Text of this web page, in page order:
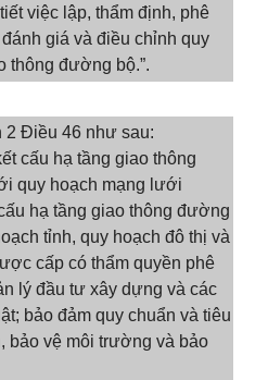
việc lập, thẩm định, phê
giá và điều chỉnh quy
thông đường bộ.”.
2 Điều 46 như sau:
cấu hạ tầng giao thông
quy hoạch mạng lưới
hạ tầng giao thông đường
tỉnh, quy hoạch đô thị và
cấp có thẩm quyền phê
lý đầu tư xây dựng và các
bảo đảm quy chuẩn và tiêu
bảo vệ môi trường và bảo